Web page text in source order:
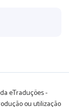
eTraduções -
ou utilização